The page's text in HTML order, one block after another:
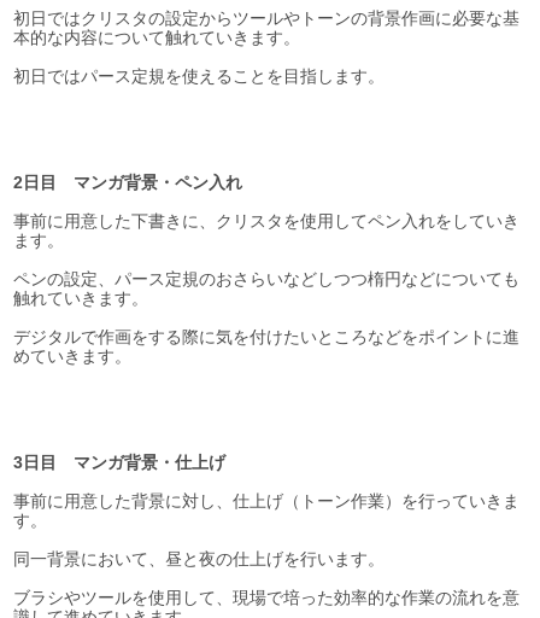
初日ではクリスタの設定からツールやトーンの背景作画に必要な基
本的な内容について触れていきます。
初日ではパース定規を使えることを目指します。
2日目 マンガ背景・ペン入れ
事前に用意した下書きに、クリスタを使用してペン入れをしていき
ます。
ペンの設定、パース定規のおさらいなどしつつ楕円などについても
触れていきます。
デジタルで作画をする際に気を付けたいところなどをポイントに進
めていきます。
3日目 マンガ背景・仕上げ
事前に用意した背景に対し、仕上げ（トーン作業）を行っていきま
す。
同一背景において、昼と夜の仕上げを行います。
ブラシやツールを使用して、現場で培った効率的な作業の流れを意